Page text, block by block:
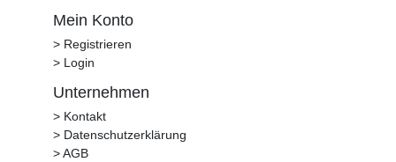
Mein Konto
> Registrieren
> Login
Unternehmen
> Kontakt
> Datenschutzerklärung
> AGB